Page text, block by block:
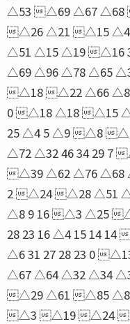
△53 △69 △67
△26 △21 △15
△51 △15 △19
△69 △96 △78 △65
△18 △22 △66 △83
0 △18 △18 △15
25 △4 5 △9 △8
△72 △32 46 34 29
△39 △62 △76 △68
2 △24 △28 △51
△8 9 16 △3 △25
28 23 16 △4 15 14
△6 31 27 28 23 0
△67 △64 △32 △34
△29 △61 △85 △81
△3 △19 △24